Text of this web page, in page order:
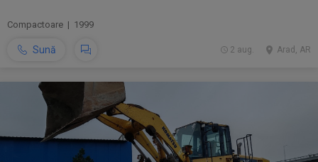
Compactoare | 1999
Sună Arad, AR
2 aug.